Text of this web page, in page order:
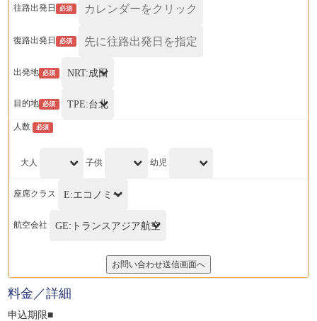
往路出発日 必須
復路出発日 必須
出発地 必須
目的地 必須
人数 必須
大人 子供 幼児
座席クラス
航空会社
料金／詳細
申込期限■